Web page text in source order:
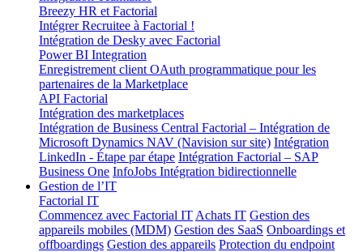
Breezy HR et Factorial
Intégrer Recruitee à Factorial !
Intégration de Desky avec Factorial
Power BI Integration
Enregistrement client OAuth programmatique pour les
partenaires de la Marketplace
API Factorial
Intégration des marketplaces
Intégration de Business Central Factorial – Intégration de
Microsoft Dynamics NAV (Navision sur site) Intégration
LinkedIn - Étape par étape Intégration Factorial – SAP
Business One InfoJobs Intégration bidirectionnelle
Gestion de l’IT
Factorial IT
Commencez avec Factorial IT Achats IT Gestion des
appareils mobiles (MDM) Gestion des SaaS Onboardings et
offboardings Gestion des appareils Protection du endpoint